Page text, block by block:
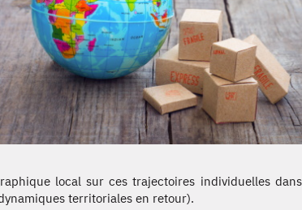
local sur ces trajectoires individuelles
territoriales en retour).